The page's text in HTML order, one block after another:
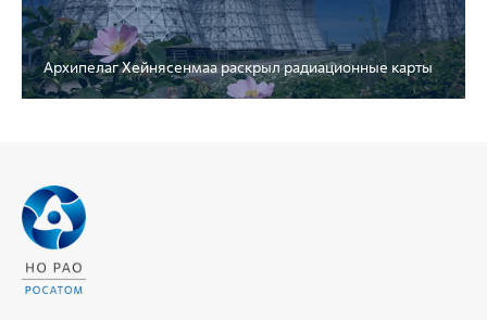
Архипелаг Хейнясенмаа раскрыл радиационные карты